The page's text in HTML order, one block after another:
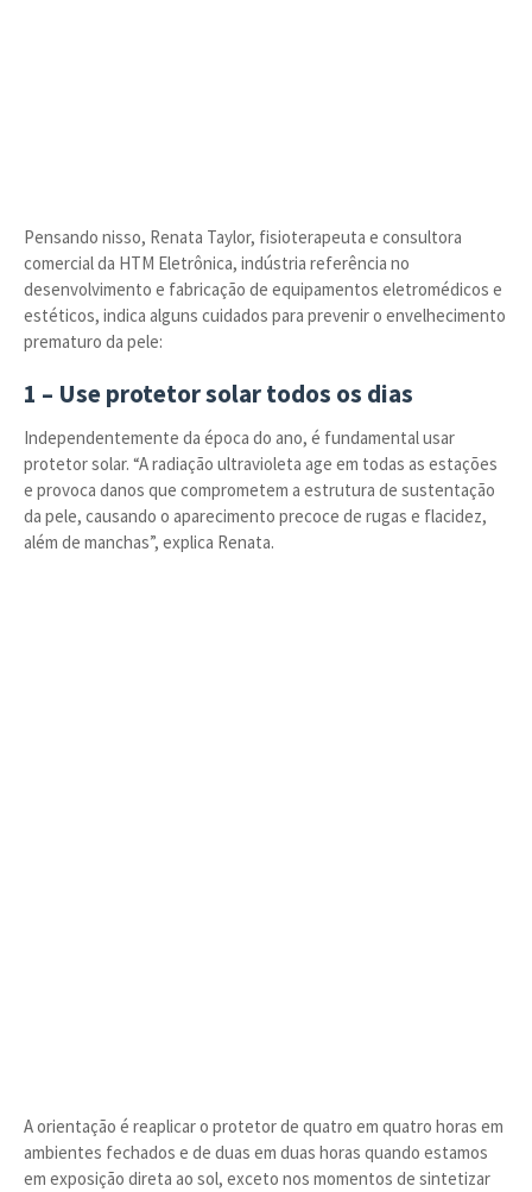
Pensando nisso, Renata Taylor, fisioterapeuta e consultora
comercial da HTM Eletrônica, indústria referência no
desenvolvimento e fabricação de equipamentos eletromédicos e
estéticos, indica alguns cuidados para prevenir o envelhecimento
prematuro da pele:
1 – Use protetor solar todos os dias
Independentemente da época do ano, é fundamental usar
protetor solar. “A radiação ultravioleta age em todas as estações
e provoca danos que comprometem a estrutura de sustentação
da pele, causando o aparecimento precoce de rugas e flacidez,
além de manchas”, explica Renata.
A orientação é reaplicar o protetor de quatro em quatro horas em
ambientes fechados e de duas em duas horas quando estamos
em exposição direta ao sol, exceto nos momentos de sintetizar